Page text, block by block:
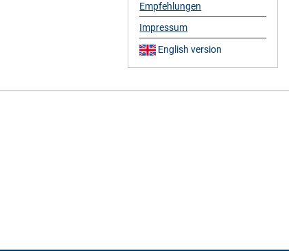
Empfehlungen
Impressum
English version